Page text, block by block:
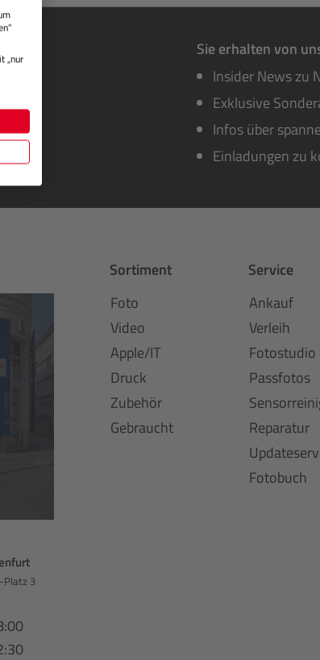
Sie erhalten von
Insider News zu
Exklusive
Infos über
Einladungen zu
Platz 3
Sortiment
Foto
Video
Apple/IT
Druck
Zubehör
Gebraucht
Service
Ankauf
Verleih
Fotostudio
Passfotos
Reparatur
Fotobuch
„nur